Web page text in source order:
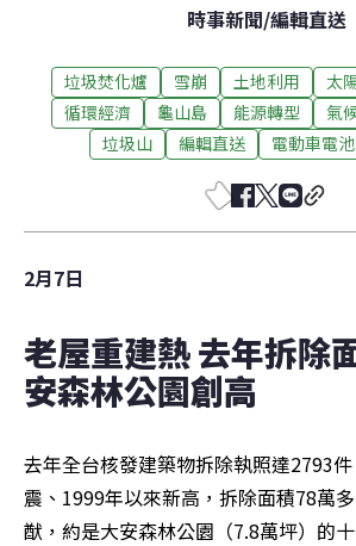
時事新聞/編輯直送
垃圾焚化爐 雪崩 土地利用 太
循環經濟
龜山島 能源轉型 氣
垃圾山
編輯直送 電動車電池
2月7日
老屋重建熱 去年拆除
安森林公園創高
去年全台核發建築物拆除執照達2793
震、1999年以來新高，拆除面積78萬
猷，約是大安森林公園（7.8萬坪）的